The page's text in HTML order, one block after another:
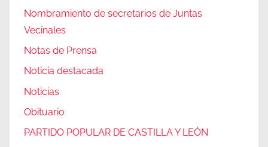
Nombramiento de secretarios de Juntas
Vecinales
Notas de Prensa
Noticia destacada
Noticias
Obituario
PARTIDO POPULAR DE CASTILLA Y LEÓN